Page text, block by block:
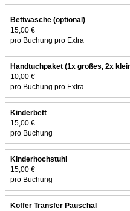
Bettwäsche (optional)
15,00 €
pro Buchung pro Extra
Handtuchpaket (1x großes, 2x
10,00 €
pro Buchung pro Extra
Kinderbett
15,00 €
pro Buchung
Kinderhochstuhl
15,00 €
pro Buchung
Koffer Transfer Pauschal